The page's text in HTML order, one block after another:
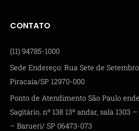
CONTATO
(11) 94785-1000
Sede Endereço: Rua Sete de
Piracaia/SP 12970-000
Ponto de Atendimento São Paulo
Sagitário, nº 138 13º andar, sala 1303
– Barueri/ SP 06473-073